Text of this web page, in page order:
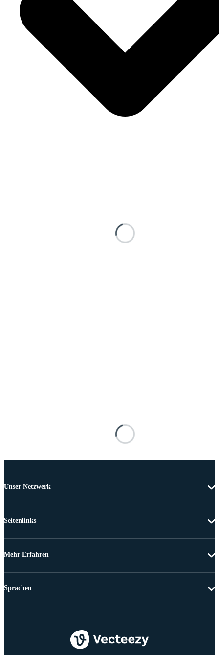
Unser Netzwerk
Seitenlinks
Mehr Erfahren
Sprachen